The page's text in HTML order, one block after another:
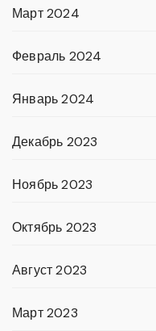
Март 2024
Февраль 2024
Январь 2024
Декабрь 2023
Ноябрь 2023
Октябрь 2023
Август 2023
Март 2023